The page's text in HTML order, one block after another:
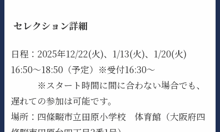
セレクション詳細
日程：2025年12/22(火)、1/13(火)、1/20(火)
16:50〜18:50（予定）※受付16:30～
※スタート時間に間に合わない場合でも、
遅れての参加は可能です。
場所：四條畷市立田原小学校 体育館（大阪府四